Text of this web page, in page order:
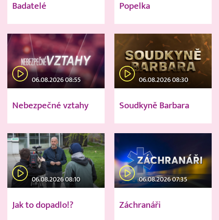
Badatelé Popelka
06.08.2026 08:55
Nebezpečné vztahy
06.08.2026 08:30
Soudkyně Barbara
06.08.2026 08:10
Jak to dopadlo!?
06.08.2026 07:35
Záchranáři